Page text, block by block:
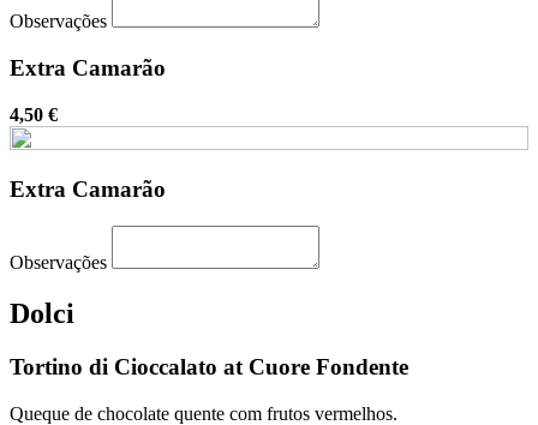
Observações
Extra Camarão
4,50 €
Extra Camarão
Observações
Dolci
Tortino di Cioccalato at Cuore Fondente
Queque de chocolate quente com frutos vermelhos.